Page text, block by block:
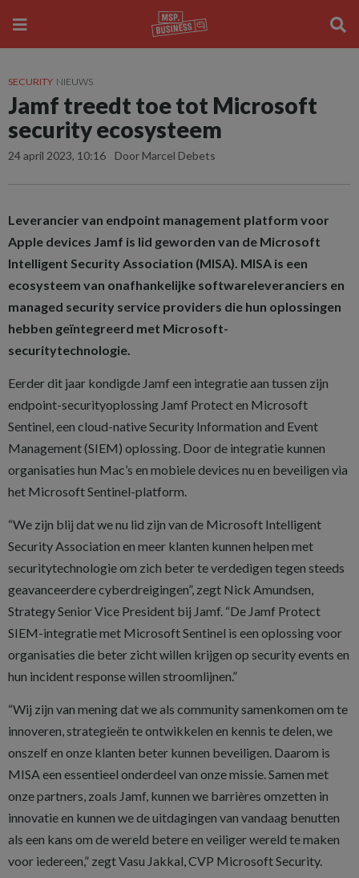
SECURITY NIEUWS
Jamf treedt toe tot Microsoft
security ecosysteem
24 april 2023, 10:16 Door Marcel Debets
Leverancier van endpoint management platform voor
Apple devices Jamf is lid geworden van de Microsoft
Intelligent Security Association (MISA). MISA is een
ecosysteem van onafhankelijke softwareleveranciers en
managed security service providers die hun oplossingen
hebben geïntegreerd met Microsoft-
securitytechnologie.
Eerder dit jaar kondigde Jamf een integratie aan tussen zijn
endpoint-securityoplossing Jamf Protect en Microsoft
Sentinel, een cloud-native Security Information and Event
Management (SIEM) oplossing. Door de integratie kunnen
organisaties hun Mac’s en mobiele devices nu en beveiligen via
het Microsoft Sentinel-platform.
“We zijn blij dat we nu lid zijn van de Microsoft Intelligent
Security Association en meer klanten kunnen helpen met
securitytechnologie om zich beter te verdedigen tegen steeds
geavanceerdere cyberdreigingen”, zegt Nick Amundsen,
Strategy Senior Vice President bij Jamf. “De Jamf Protect
SIEM-integratie met Microsoft Sentinel is een oplossing voor
organisaties die beter zicht willen krijgen op security events en
hun incident response willen stroomlijnen.”
“Wij zijn van mening dat we als community samenkomen om te
innoveren, strategieën te ontwikkelen en kennis te delen, we
onszelf en onze klanten beter kunnen beveiligen. Daarom is
MISA een essentieel onderdeel van onze missie. Samen met
onze partners, zoals Jamf, kunnen we barrières omzetten in
innovatie en kunnen we de uitdagingen van vandaag benutten
als een kans om de wereld betere en veiliger wereld te maken
voor iedereen,” zegt Vasu Jakkal, CVP Microsoft Security.